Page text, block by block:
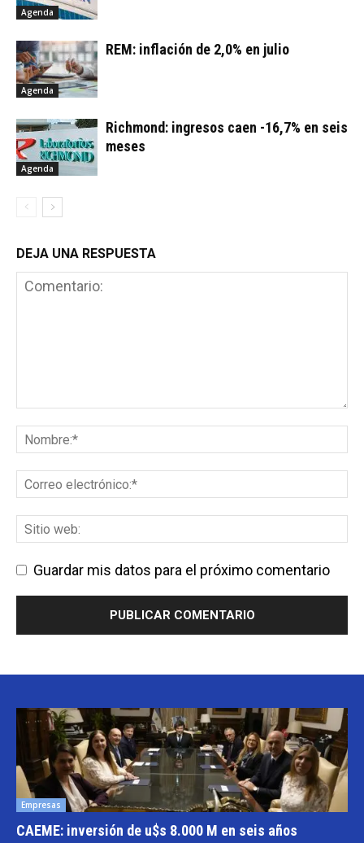
Agenda
Agenda
REM: inflación de 2,0% en julio
Agenda
Richmond: ingresos caen -16,7% en seis
meses
DEJA UNA RESPUESTA
Guardar mis datos para el próximo comentario
Empresas
CAEME: inversión de u$s 8.000 M en seis años